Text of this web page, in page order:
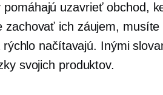
pomáhajú uzavrieť obchod,
zachovať ich záujem,
načítavajú. Inými
svojich produktov.